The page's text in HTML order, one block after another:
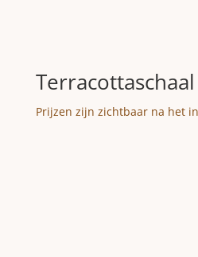
Prijzen zijn zichtbaar na het